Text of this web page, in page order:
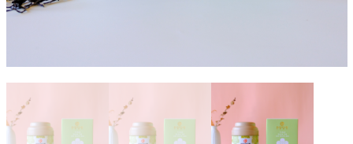
花果茶飲
加工生活用品
農會商品
大量採購優惠專區